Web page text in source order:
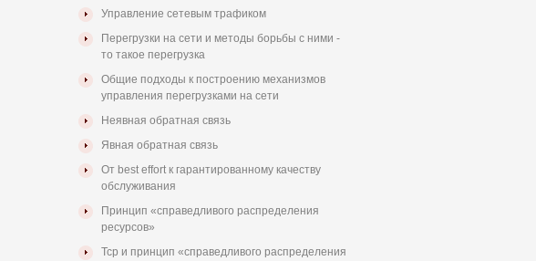
Управление сетевым трафиком
Перегрузки на сети и методы борьбы с ними -
то такое перегрузка
Общие подходы к построению механизмов
управления перегрузками на сети
Неявная обратная связь
Явная обратная связь
От best effort к гарантированному качеству
обслуживания
Принцип «справедливого распределения
ресурсов»
Tcp и принцип «справедливого распределения